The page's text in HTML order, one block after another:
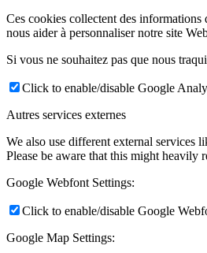
Ces cookies collectent des
nous aider à personnaliser notre site
Si vous ne souhaitez pas que nous
Click to enable/disable Google
Autres services externes
We also use different external services
Please be aware that this might heavily
Google Webfont Settings:
Click to enable/disable Google
Google Map Settings: